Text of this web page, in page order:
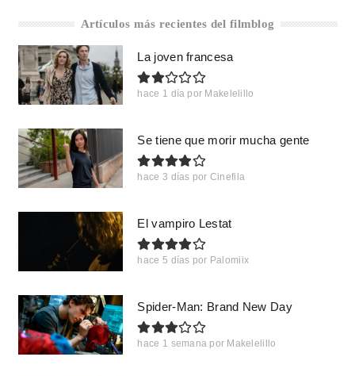
Artículos más recientes del filmblog
La joven francesa
hace 1 día por Makelelillo
Se tiene que morir mucha gente
hace 3 días por Cinefila
El vampiro Lestat
hace 5 días por Palomiix
Spider-Man: Brand New Day
hace 1 semana por Makelelillo